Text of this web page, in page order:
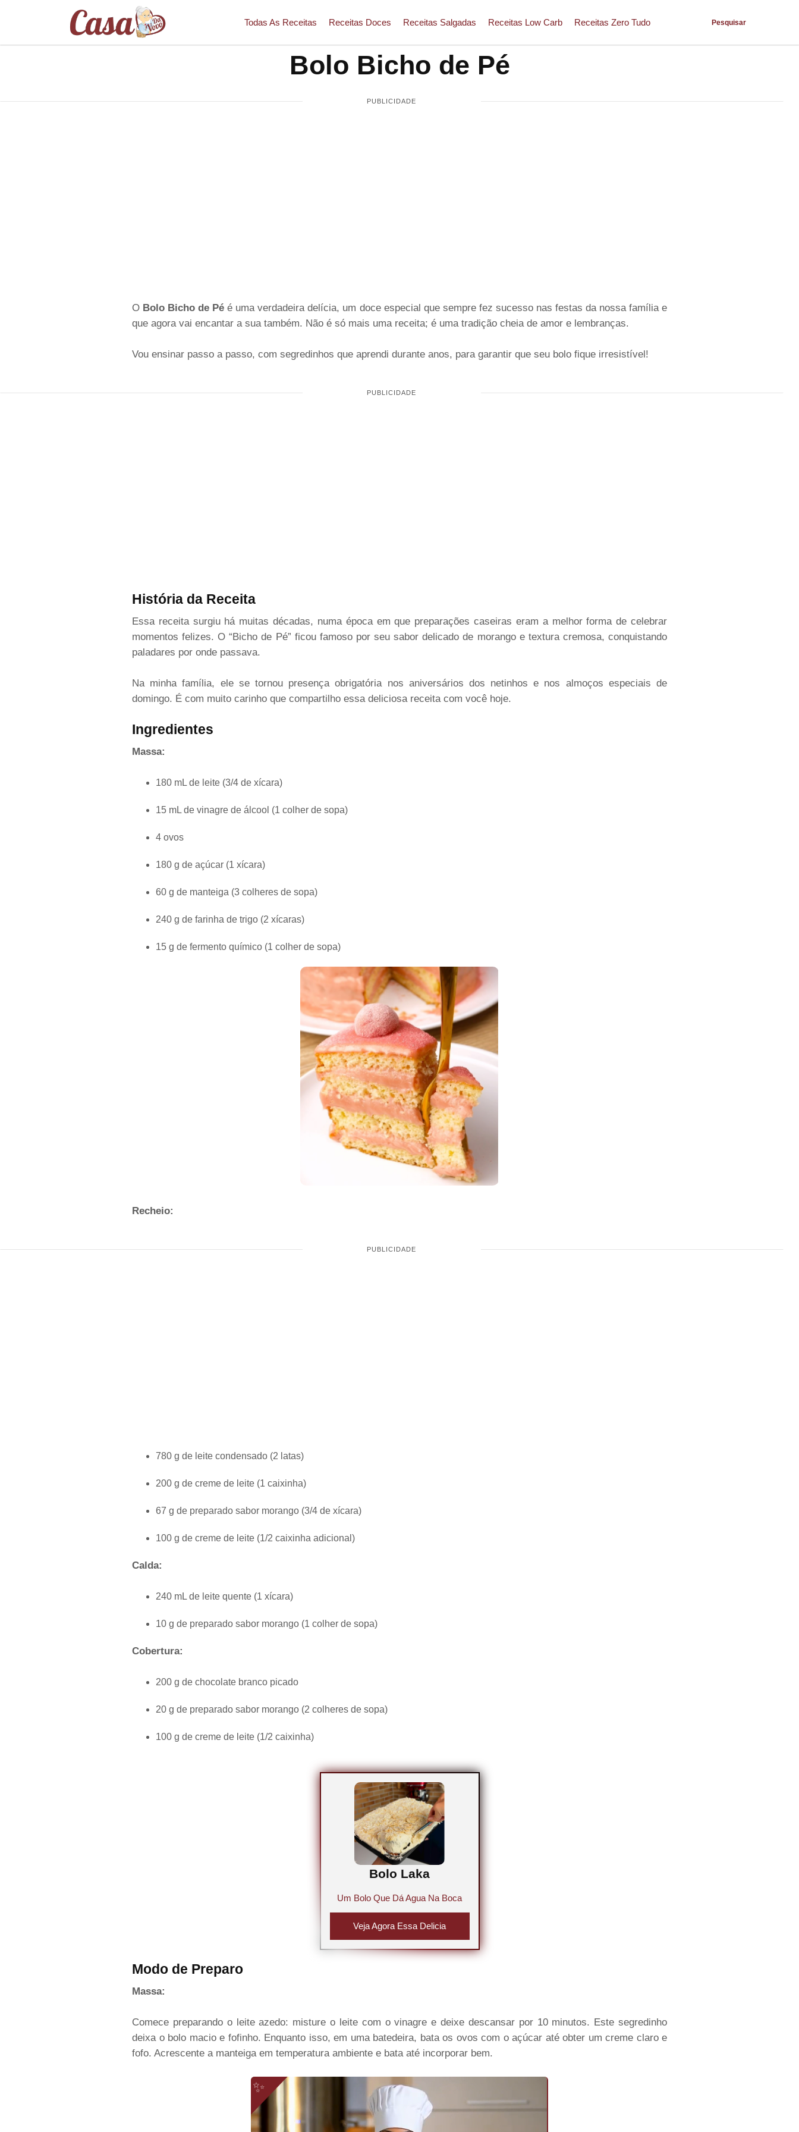
Todas As Receitas Receitas Doces Receitas Salgadas Receitas Low Carb Receitas Zero Tudo Pesquisar
Bolo Bicho de Pé
O Bolo Bicho de Pé é uma verdadeira delícia, um doce especial que sempre fez sucesso nas festas da nossa família e
que agora vai encantar a sua também. Não é só mais uma receita; é uma tradição cheia de amor e lembranças.
Vou ensinar passo a passo, com segredinhos que aprendi durante anos, para garantir que seu bolo fique irresistível!
História da Receita
Essa receita surgiu há muitas décadas, numa época em que preparações caseiras eram a melhor forma de celebrar
momentos felizes. O “Bicho de Pé” ficou famoso por seu sabor delicado de morango e textura cremosa, conquistando
paladares por onde passava.
Na minha família, ele se tornou presença obrigatória nos aniversários dos netinhos e nos almoços especiais de
domingo. É com muito carinho que compartilho essa deliciosa receita com você hoje.
Ingredientes
Massa:
180 mL de leite (3/4 de xícara)
15 mL de vinagre de álcool (1 colher de sopa)
4 ovos
180 g de açúcar (1 xícara)
60 g de manteiga (3 colheres de sopa)
240 g de farinha de trigo (2 xícaras)
15 g de fermento químico (1 colher de sopa)
Recheio:
780 g de leite condensado (2 latas)
200 g de creme de leite (1 caixinha)
67 g de preparado sabor morango (3/4 de xícara)
100 g de creme de leite (1/2 caixinha adicional)
Calda:
240 mL de leite quente (1 xícara)
10 g de preparado sabor morango (1 colher de sopa)
Cobertura:
200 g de chocolate branco picado
20 g de preparado sabor morango (2 colheres de sopa)
100 g de creme de leite (1/2 caixinha)
Bolo Laka
Um Bolo Que Dá Agua Na Boca
Veja Agora Essa Delicia
Modo de Preparo
Massa:
Comece preparando o leite azedo: misture o leite com o vinagre e deixe descansar por 10 minutos. Este segredinho
deixa o bolo macio e fofinho. Enquanto isso, em uma batedeira, bata os ovos com o açúcar até obter um creme claro e
fofo. Acrescente a manteiga em temperatura ambiente e bata até incorporar bem.